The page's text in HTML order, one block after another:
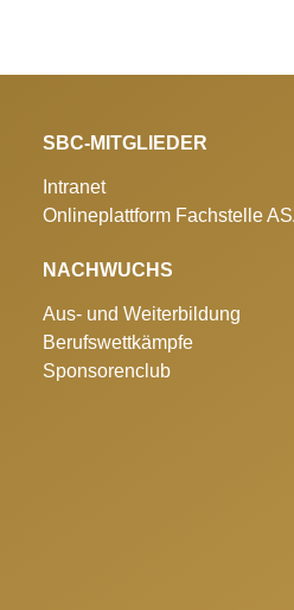
SBC-MITGLIEDER
Intranet
Onlineplattform Fachstelle
NACHWUCHS
Aus- und Weiterbildung
Berufswettkämpfe
Sponsorenclub